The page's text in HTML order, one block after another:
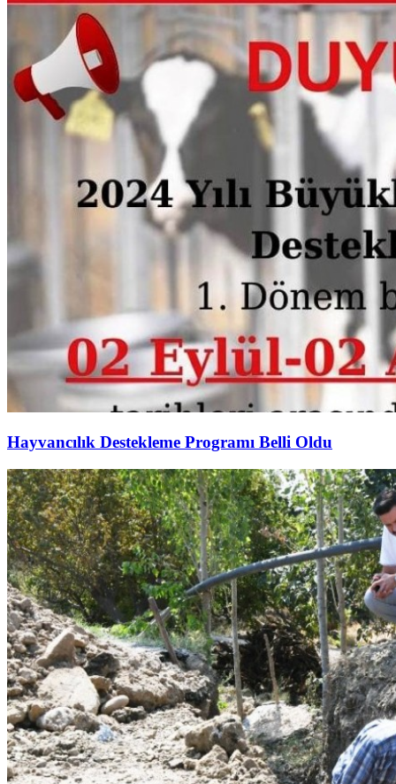
Hayvancılık Destekleme Programı Belli Oldu